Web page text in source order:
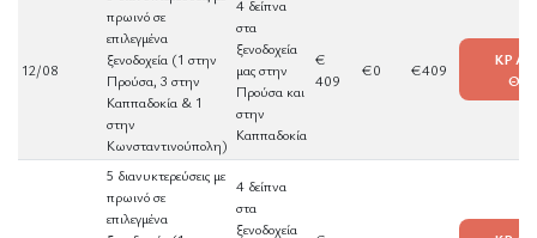
12/08
πρωινό σε
επιλεγμένα
ξενοδοχεία (1 στην
Προύσα, 3 στην
Καππαδοκία & 1
στην
Κωνσταντινούπολη)
4 δείπνα
στα
ξενοδοχεία
μας στην
Προύσα και
στην
Καππαδοκία
€
409
€0 €409
5 διανυκτερεύσεις με
πρωινό σε
επιλεγμένα
4 δείπνα
στα
ξενοδοχεία